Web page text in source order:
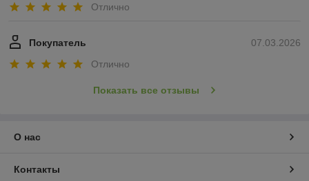
Отлично
07.03.2026
Покупатель
Отлично
Показать все отзывы
О нас
Контакты